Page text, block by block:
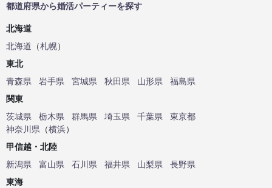
都道府県から婚活パーティーを探す
北海道
北海道 （札幌）
東北
青森県
岩手県 宮城県 秋田県 山形県
福島県
関東
茨城県
栃木県 群馬県 埼玉県 千葉県
東京都
神奈川県 （横浜）
甲信越・北陸
新潟県
富山県 石川県 福井県 山梨県
長野県
東海